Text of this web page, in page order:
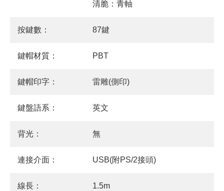
清脆：青軸
按鍵數： 87鍵
鍵帽材質： PBT
鍵帽印字： 雷雕(側印)
鍵盤語系： 英文
背光： 無
連接介面： USB(附PS/2接頭)
線長： 1.5m